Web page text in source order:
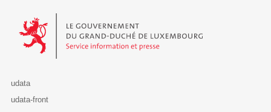
Le Gouvernement du Grand-Duché de Luxembourg - Service
udata
udata-front